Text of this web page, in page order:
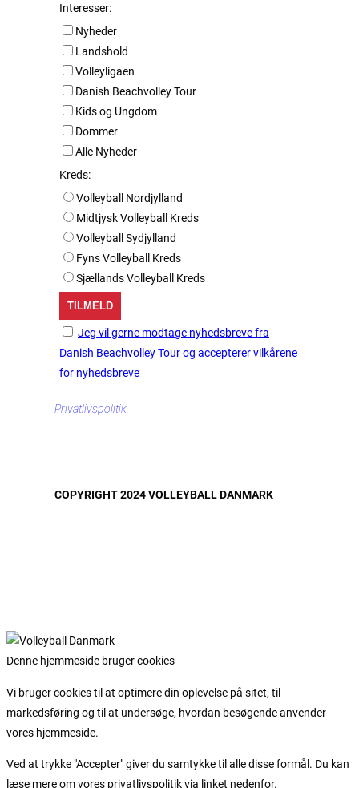
Interesser:
Nyheder
Landshold
Volleyligaen
Danish Beachvolley Tour
Kids og Ungdom
Dommer
Alle Nyheder
Kreds:
Volleyball Nordjylland
Midtjysk Volleyball Kreds
Volleyball Sydjylland
Fyns Volleyball Kreds
Sjællands Volleyball Kreds
Jeg vil gerne modtage nyhedsbreve fra
Danish Beachvolley Tour og accepterer vilkårene
for nyhedsbreve
Privatlivspolitik
COPYRIGHT 2024 VOLLEYBALL DANMARK
Denne hjemmeside bruger cookies
Vi bruger cookies til at optimere din oplevelse på sitet, til
markedsføring og til at undersøge, hvordan besøgende anvender
vores hjemmeside.
Ved at trykke "Accepter" giver du samtykke til alle disse formål. Du kan
læse mere om vores privatlivspolitik via linket nedenfor.